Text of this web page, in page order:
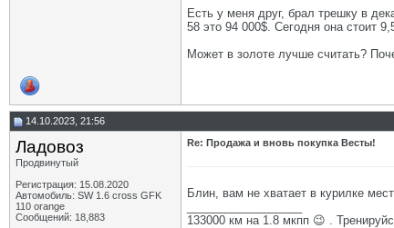
Есть у меня друг, брал трешку в
58 это 94 000$. Сегодня она стоит
Может в золоте лучше считать?
14.10.2023, 21:56
Ладовоз
Продвинутый
Регистрация: 15.08.2020
Автомобиль: SW 1.6 cross GFK
110 orange
Сообщений: 18,883
Re: Продажа и вновь покупка Весты!
Блин, вам не хватает в курилке
133000 км на 1.8 мкпп 😉 .